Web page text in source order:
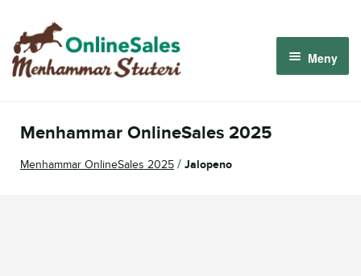
Hoppa
till
navigering
Hoppa
till
innehåll
Meny
Menhammar OnlineSales 2025
Menhammar OnlineSales 2025 / Jalopeno